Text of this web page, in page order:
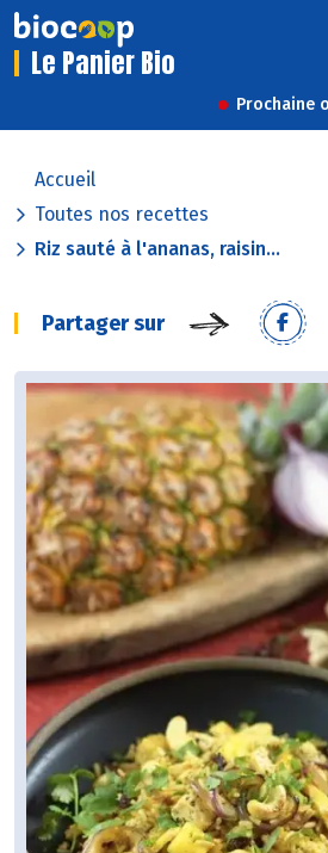
Le Panier Bio
Prochaine
Accueil
Toutes nos recettes
Riz sauté à l'ananas, raisin...
Partager sur